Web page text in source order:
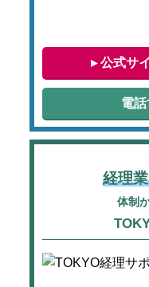
▸ 公式サ
電
経理
体制